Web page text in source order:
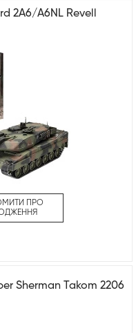
2A6/A6NL Revell
ПРО
Sherman Takom 2206